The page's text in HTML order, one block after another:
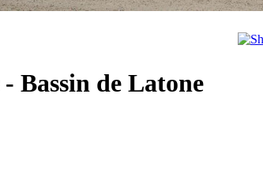
Bassin de Latone